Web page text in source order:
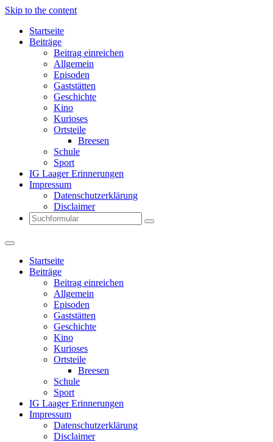
Skip to the content
Startseite
Beiträge
Beitrag einreichen
Allgemein
Episoden
Gaststätten
Geschichte
Kino
Kurioses
Ortsteile
Breesen
Schule
Sport
IG Laager Erinnerungen
Impressum
Datenschutzerklärung
Disclaimer
Search
Startseite
Beiträge
Beitrag einreichen
Allgemein
Episoden
Gaststätten
Geschichte
Kino
Kurioses
Ortsteile
Breesen
Schule
Sport
IG Laager Erinnerungen
Impressum
Datenschutzerklärung
Disclaimer